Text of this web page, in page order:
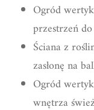
Ogród
przestrzeń
Ściana z
zasłonę na
Ogród
wnętrza